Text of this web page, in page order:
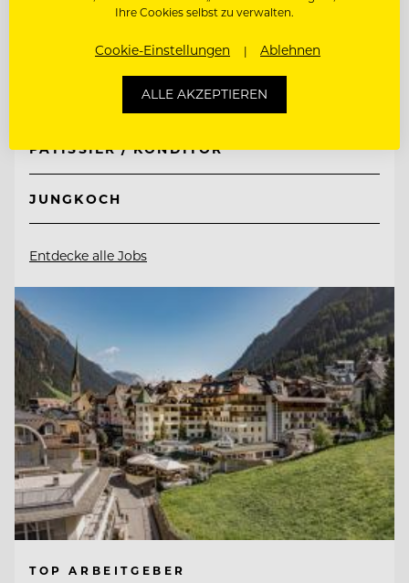
4191 Guglwald, Österreich
PÂTISSIER / KONDITOR
JUNGKOCH
Entdecke alle Jobs
TOP ARBEITGEBER
Ihre Cookies selbst zu verwalten.
Cookie-Einstellungen Ablehnen
ALLE AKZEPTIEREN